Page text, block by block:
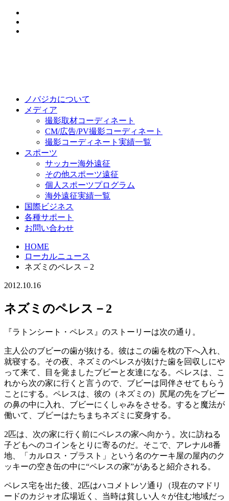
ノバジカについて
メディア
撮影取材コーディネート
CM/広告/PV撮影コーディネート
撮影コーディネート実績一覧
スポーツ
サッカー海外遠征
その他スポーツ遠征
個人スポーツプログラム
海外遠征実績一覧
国際ビジネス
各種サポート
お問い合わせ
HOME
ローカルニュース
ネズミのペレス－2
2012.10.16
ネズミのペレス－2
『ラトンシート・ペレス』のストーリーは次の通り。
主人公のブビーの歯が抜ける。彼はこの歯を枕の下へ入れ、
就寝する。その夜、ネズミのペレスが抜けた歯を回収しにや
って来て、目を覚ましたブビーと友達になる。ペレスは、こ
れから次の家に行くと言うので、ブビーは同伴させてもらう
ことにする。ペレスは、彼の（ネズミの）尻尾の先をブビー
の鼻の中に入れ、ブビーにくしゃみをさせる。すると魔法が
働いて、ブビーはたちまちネズミに変身する。
2匹は、次の家に行く前にペレスの家へ向かう。次に訪ねる
子どもへのコインをとりに寄るのだ。そこで、アレナル8番
地、「カルロス・プラスト」という名のケーキ屋の屋内のク
ッキーの空き缶の中に“ペレスの家”があると紹介される。
ペレス宅を出た後、2匹はハコメトレソ通り（現在のマドリ
ードのカジャオ広場近く、当時は貧しい人々が住む地域だっ